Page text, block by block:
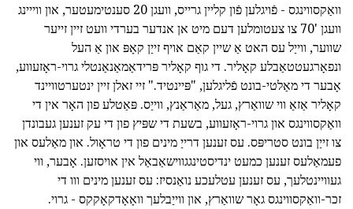
וואַקסווינגס - פֿויגלען פֿון קליין גרייס, וועגן 20 סענטימעטער, און ווייינג
וועגן '70 צו צעטומלען דעם מיט אן אנדער בערדי וועט זיין זייער
שווער, ווייַל עס האט אַ שיין קאַם אויף זייַן קאָפּ און אַ העל
ונפאָרגעטטאַבלע קאָליר. די גוף קאָליר פּרידאַמאַנאַנטלי גרוי-ראָזעווע,
אָבער די מאַלטי-בונט פֿליגלען, "פּיינטיד." זיי זאלן זיין ינטערטוויינד
קאָליר אַזאַ ווי שוואַרץ, געל, מאַראַנץ, ווייַס. פּאַטלע פון האָר אין די
וואַקסווינגס און גרוי-ראָזעווע, בשעת די שפּיץ פון די עק זענען געבונדן
צו זייַן בונט סטריפּס. עס זענען דרייַ מינים פון די טראָול. און מאַלעס און
פעמאַלעס זענען כמעט ינדיסטינגגווישאַבאַל אין אויסזען. אָבער, ווי
געוויינטלעך, עס זענען עטלעכע נואַנסיז: עס זענען מינים ווו די
זכר-וואַקסווינגס גאָר שוואַרץ, און ווייַבלעך וואָאָדקאָקקס - גרוי.